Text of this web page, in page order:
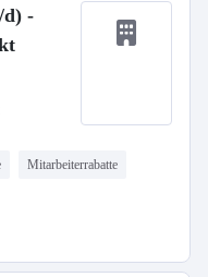
d) -
Mitarbeiterrabatte